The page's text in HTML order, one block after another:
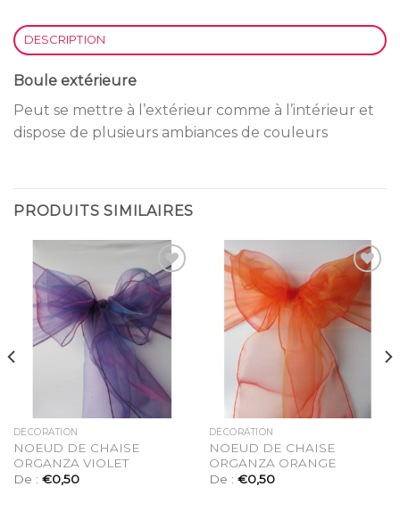
DESCRIPTION
Boule extérieure
Peut se mettre à l’extérieur comme à l’intérieur et
dispose de plusieurs ambiances de couleurs
PRODUITS SIMILAIRES
Ajouter
à la
liste
DÉCORATION
NOEUD DE CHAISE
ORGANZA VIOLET
De : €0,50
Ajouter
à la
DÉCORATION
NOEUD DE CHAISE
ORGANZA ORANGE
De : €0,50